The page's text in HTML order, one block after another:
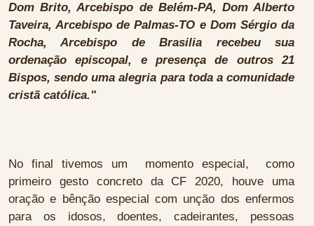
Dom Brito, Arcebispo de Belém-PA, Dom Alberto
Taveira, Arcebispo de Palmas-TO e Dom Sérgio da
Rocha, Arcebispo de Brasilia recebeu sua
ordenação episcopal, e presença de outros 21
Bispos, sendo uma alegria para toda a comunidade
cristã católica."
No final tivemos um momento especial, como
primeiro gesto concreto da CF 2020, houve uma
oração e bênção especial com unção dos enfermos
para os idosos, doentes, cadeirantes, pessoas